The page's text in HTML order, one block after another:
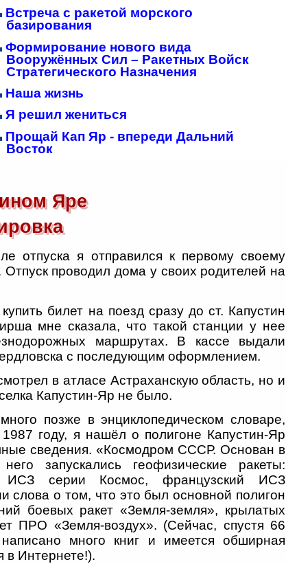
Встреча с ракетой морского
базирования
Формирование нового вида
Вооружённых Сил – Ракетных Войск
Стратегического Назначения
Наша жизнь
Я решил жениться
Прощай Кап Яр - впереди Дальний
Восток
Яре
отпуска я отправился к первому своему
проводил дома у своих родителей на
билет на поезд сразу до ст. Капустин
мне сказала, что такой станции у нее
маршрутах. В кассе выдали
с последующим оформлением.
в атласе Астраханскую область, но и
Капустин-Яр не было.
позже в энциклопедическом словаре,
году, я нашёл о полигоне Капустин-Яр
сведения. «Космодром СССР. Основан в
запускались геофизические ракеты:
ИСЗ серии Космос, французский ИСЗ
слова о том, что это был основной полигон
боевых ракет «Земля-земля», крылатых
ПРО «Земля-воздух». (Сейчас, спустя 66
много книг и имеется обширная
Интернете!).